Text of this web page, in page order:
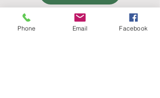
Phone Email Facebook